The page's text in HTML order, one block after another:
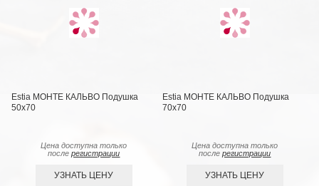
Estia МОНТЕ КАЛЬВО Подушка
50х70
Цена доступна только
послерегистрации
УЗНАТЬ ЦЕНУ
Estia МОНТЕ КАЛЬВО Подушка
70х70
Цена доступна только
послерегистрации
УЗНАТЬ ЦЕНУ